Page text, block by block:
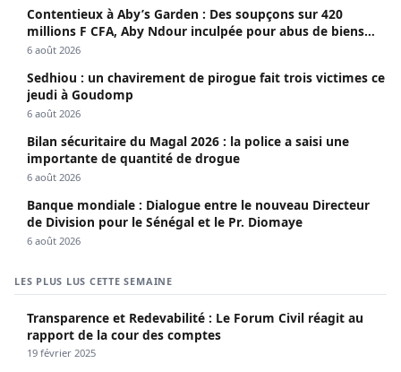
Contentieux à Aby’s Garden : Des soupçons sur 420
millions F CFA, Aby Ndour inculpée pour abus de biens
sociaux
6 août 2026
Sedhiou : un chavirement de pirogue fait trois victimes ce
jeudi à Goudomp
6 août 2026
Bilan sécuritaire du Magal 2026 : la police a saisi une
importante de quantité de drogue
6 août 2026
Banque mondiale : Dialogue entre le nouveau Directeur
de Division pour le Sénégal et le Pr. Diomaye
6 août 2026
LES PLUS LUS CETTE SEMAINE
Transparence et Redevabilité : Le Forum Civil réagit au
rapport de la cour des comptes
19 février 2025